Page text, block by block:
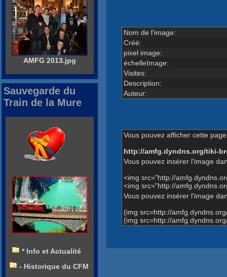
Nom de l'image:
Créé:
pixel image:
échelleImage:
Visites:
Description:
Auteur:
Vous pouvez afficher cette
http://amfg.dyndns.org/tiki-
Vous pouvez insérer l'image
<img src="http://
<img src="http://
Vous pouvez insérer l'image
{img src=http://
{img src=http://
AMFG 2013.jpg
Sauvegarde du
Train de la Mure
* Info et Actualité
- Historique du CFM